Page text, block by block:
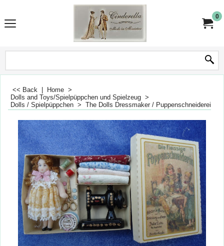
0
<< Back Home >
Dolls and Toys/Spielpüppchen und Spielzeug >
Dolls / Spielpüppchen > The Dolls Dressmaker / Puppenschneiderei